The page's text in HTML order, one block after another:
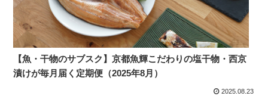
【魚・干物のサブスク】京都魚輝こだわりの塩干物・西京
漬けが毎月届く定期便（2025年8月）
2025.08.23